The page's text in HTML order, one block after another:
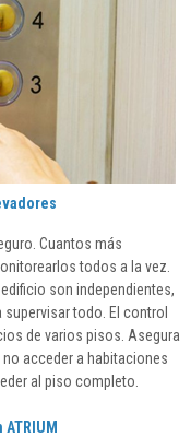
Cuantos más
todos a la vez.
son independientes,
todo. El control
de varios pisos. Asegura
acceder a habitaciones
al piso completo.